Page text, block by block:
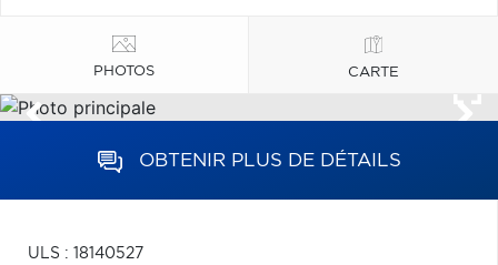
PHOTOS CARTE
OBTENIR PLUS DE DÉTAILS
ULS : 18140527